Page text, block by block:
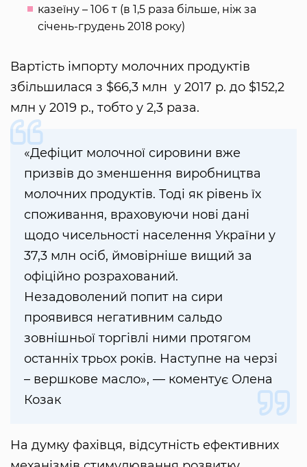
казеїну – 106 т (в 1,5 раза більше, ніж за
січень-грудень 2018 року)
Вартість імпорту молочних продуктів
збільшилася з $66,3 млн у 2017 р. до $152,2
млн у 2019 р., тобто у 2,3 раза.
«Дефіцит молочної сировини вже
призвів до зменшення виробництва
молочних продуктів. Тоді як рівень їх
споживання, враховуючи нові дані
щодо чисельності населення України у
37,3 млн осіб, ймовірніше вищий за
офіційно розрахований.
Незадоволений попит на сири
проявився негативним сальдо
зовнішньої торгівлі ними протягом
останніх трьох років. Наступне на черзі
– вершкове масло», — коментує Олена
Козак
На думку фахівця, відсутність ефективних